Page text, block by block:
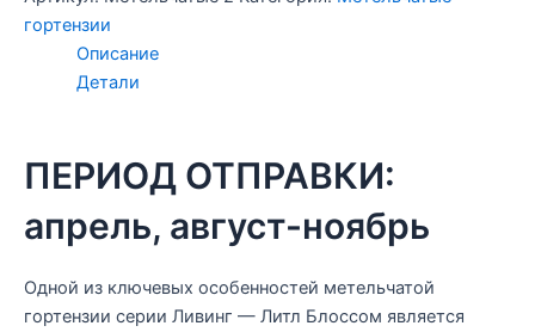
(Living
Blossom)
гортензии
Описание
Детали
ПЕРИОД ОТПРАВКИ:
апрель, август-ноябрь
Одной из ключевых особенностей метельчатой
гортензии серии Ливинг — Литл Блоссом является